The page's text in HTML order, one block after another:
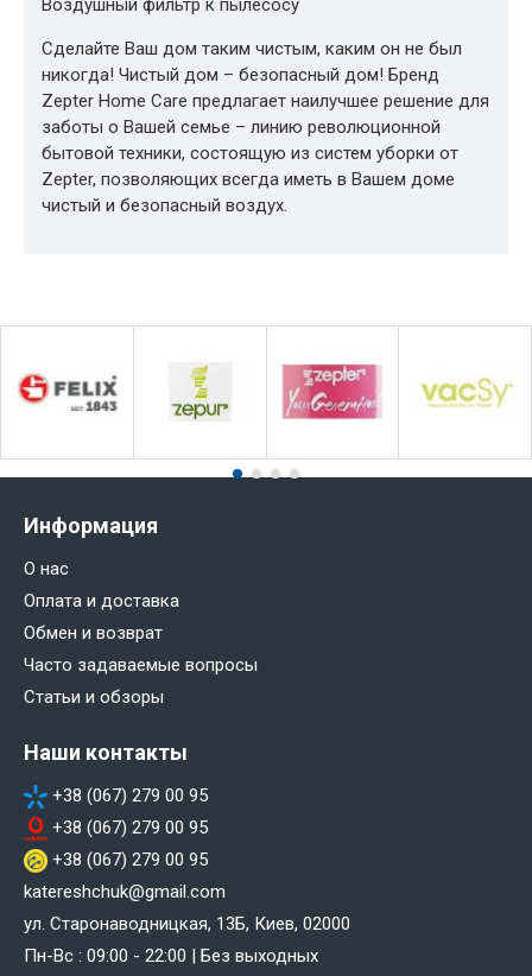
Воздушный фильтр к пылесосу
Сделайте Ваш дом таким чистым, каким он не был
никогда! Чистый дом – безопасный дом! Бренд
Zepter Home Care предлагает наилучшее решение для
заботы о Вашей семье – линию революционной
бытовой техники, состоящую из систем уборки от
Zepter, позволяющих всегда иметь в Вашем доме
чистый и безопасный воздух.
Информация
О нас
Оплата и доставка
Обмен и возврат
Часто задаваемые вопросы
Статьи и обзоры
Наши контакты
+38 (067) 279 00 95
+38 (067) 279 00 95
+38 (067) 279 00 95
katereshchuk@gmail.com
ул. Старонаводницкая, 13Б, Киев, 02000
Пн-Вс : 09:00 - 22:00 | Без выходных